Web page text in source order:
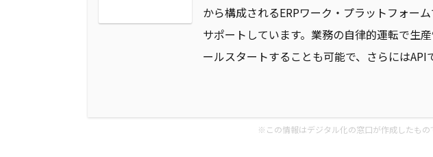
から構成されるERPワーク・プラットフォー
サポートしています。業務の自律的運転で生
ールスタートすることも可能で、さらにはAPI
※この情報はデジタル化の窓口が作成したも